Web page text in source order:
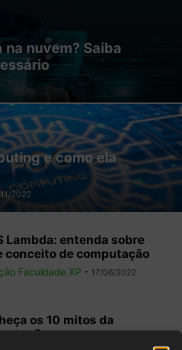
na nuvem? Saiba
e como ela
2022
Lambda: entenda sobre
conceito de computação
Faculdade XP - 17/06/2022
os 10 mitos da
em nuvem